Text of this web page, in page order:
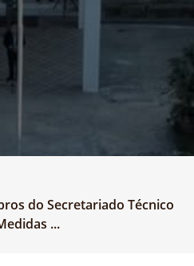
do Secretariado Técnico
...